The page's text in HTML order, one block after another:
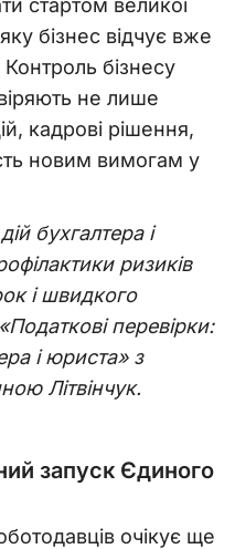
стартом великої
бізнес відчує вже
бізнесу
не лише
кадрові рішення,
новим вимогам у
бухгалтера і
ризиків
і швидкого
перевірки:
і юриста» з
Літвінчук.
запуск Єдиного
очікує ще